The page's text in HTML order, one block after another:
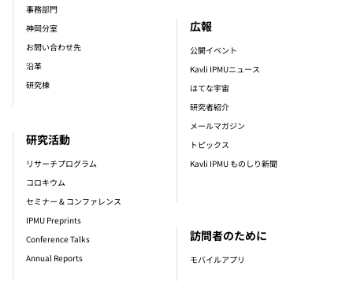
事務部門
神岡分室
お問い合わせ先
沿革
研究棟
研究活動
リサーチプログラム
コロキウム
セミナー & コンファレンス
IPMU Preprints
Conference Talks
Annual Reports
広報
公開イベント
Kavli IPMUニュース
はてな宇宙
研究者紹介
メールマガジン
トピックス
Kavli IPMU ものしり新聞
訪問者のために
モバイルアプリ